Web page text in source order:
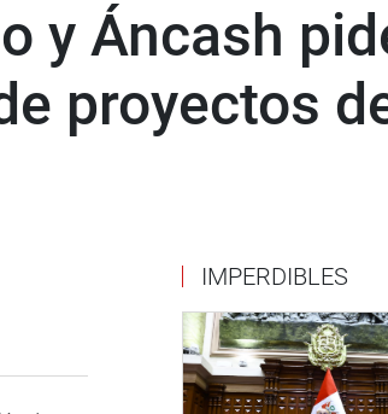
y Áncash
proyectos
IMPERDIBLES